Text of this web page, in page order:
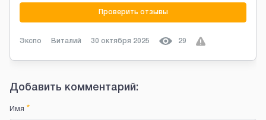
Проверить отзывы
Экспо Виталий 30 октября 2025 29
Добавить комментарий:
Имя *